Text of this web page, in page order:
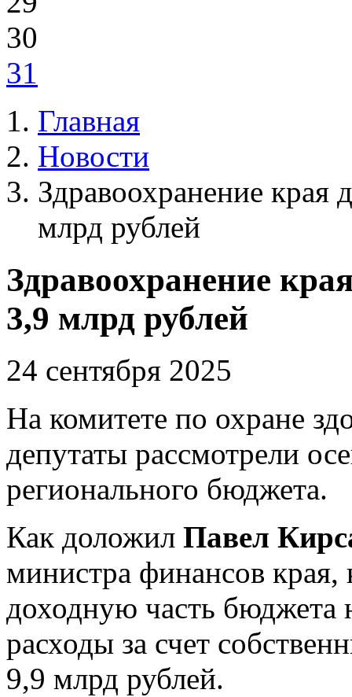
30
31
Главная
Новости
Здравоохранение края
млрд рублей
Здравоохранение
3,9 млрд рублей
24 сентября 2025
На комитете по охране
депутаты рассмотрели
регионального бюджета.
Как доложил Павел
министра финансов края,
доходную часть бюджета
расходы за счет
9,9 млрд рублей.